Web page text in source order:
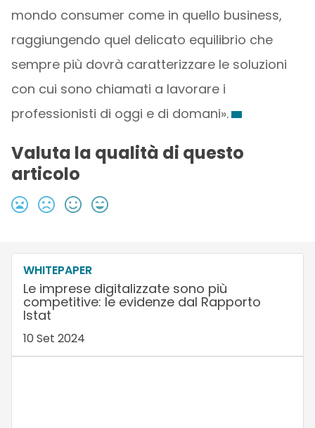
mondo consumer come in quello business,
raggiungendo quel delicato equilibrio che
sempre più dovrà caratterizzare le soluzioni
con cui sono chiamati a lavorare i
professionisti di oggi e di domani».
Valuta la qualità di questo
articolo
WHITEPAPER
Le imprese digitalizzate sono più
competitive: le evidenze dal Rapporto
Istat
10 Set 2024